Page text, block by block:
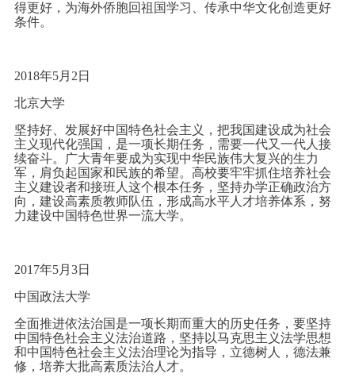
得更好，为海外侨胞回祖国学习、传承中华文化创造更好
条件。
2018年5月2日
北京大学
坚持好、发展好中国特色社会主义，把我国建设成为社会
主义现代化强国，是一项长期任务，需要一代又一代人接
续奋斗。广大青年要成为实现中华民族伟大复兴的生力
军，肩负起国家和民族的希望。高校要牢牢抓住培养社会
主义建设者和接班人这个根本任务，坚持办学正确政治方
向，建设高素质教师队伍，形成高水平人才培养体系，努
力建设中国特色世界一流大学。
2017年5月3日
中国政法大学
全面推进依法治国是一项长期而重大的历史任务，要坚持
中国特色社会主义法治道路，坚持以马克思主义法学思想
和中国特色社会主义法治理论为指导，立德树人，德法兼
修，培养大批高素质法治人才。